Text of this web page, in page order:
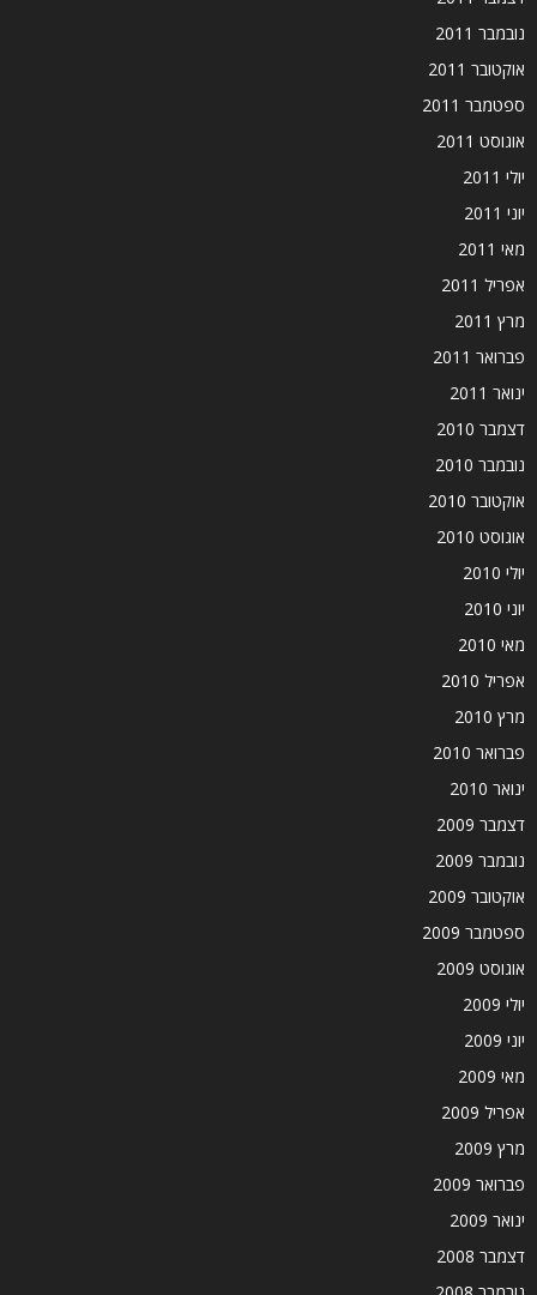
נובמבר 2011
אוקטובר 2011
ספטמבר 2011
אוגוסט 2011
יולי 2011
יוני 2011
מאי 2011
אפריל 2011
מרץ 2011
פברואר 2011
ינואר 2011
דצמבר 2010
נובמבר 2010
אוקטובר 2010
אוגוסט 2010
יולי 2010
יוני 2010
מאי 2010
אפריל 2010
מרץ 2010
פברואר 2010
ינואר 2010
דצמבר 2009
נובמבר 2009
אוקטובר 2009
ספטמבר 2009
אוגוסט 2009
יולי 2009
יוני 2009
מאי 2009
אפריל 2009
מרץ 2009
פברואר 2009
ינואר 2009
דצמבר 2008